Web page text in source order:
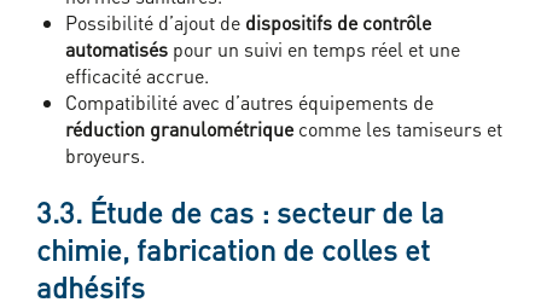
Possibilité d’ajout de dispositifs de contrôle
automatisés pour un suivi en temps réel et une
efficacité accrue.
Compatibilité avec d’autres équipements de
réduction granulométriquecomme les tamiseurs et
broyeurs.
3.3. Étude de cas : secteur de la
chimie, fabrication de colles et
adhésifs